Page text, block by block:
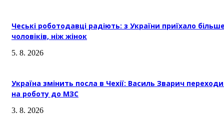
Чеські роботодавці радіють: з України приїхало
чоловіків, ніж жінок
5. 8. 2026
Україна змінить посла в Чехії: Василь Зварич
на роботу до МЗС
3. 8. 2026